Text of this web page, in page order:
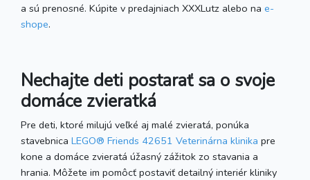
a sú prenosné. Kúpite v predajniach XXXLutz alebo na e-
shope.
Nechajte deti postarať sa o svoje
domáce zvieratká
Pre deti, ktoré milujú veľké aj malé zvieratá, ponúka
stavebnica LEGO® Friends 42651 Veterinárna klinika pre
kone a domáce zvieratá úžasný zážitok zo stavania a
hrania. Môžete im pomôcť postaviť detailný interiér kliniky